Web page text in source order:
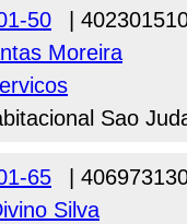
50
|
Moreira
Sao
65
|
Silva